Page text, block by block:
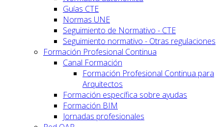
Guías CTE
Normas UNE
Seguimiento de Normativo - CTE
Seguimiento normativo - Otras regulaciones
Formación Profesional Continua
Canal Formación
Formación Profesional Continua para
Arquitectos
Formación específica sobre ayudas
Formación BIM
Jornadas profesionales